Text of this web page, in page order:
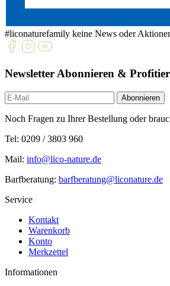
#liconaturefamily keine News oder
Newsletter Abonnieren &
Newsletter Abonnieren
Noch Fragen zu Ihrer Bestellung oder
Tel: 0209 / 3803 960
Mail: info@lico-nature.de
Barfberatung: barfberatung@liconature.de
Service
Kontakt
Warenkorb
Konto
Merkzettel
Informationen